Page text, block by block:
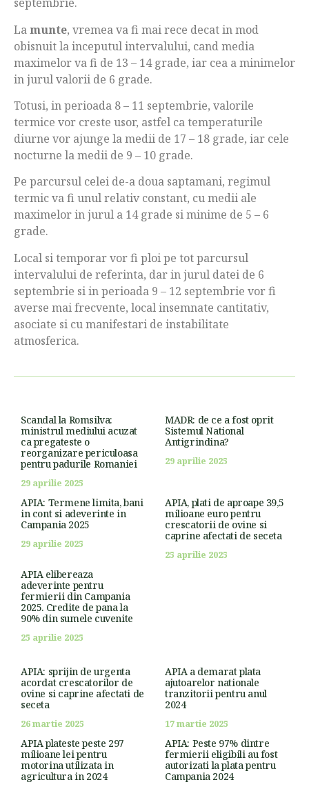
Lamunte, vremea va fi mai rece decat in mod
obisnuit la inceputul intervalului, cand media
maximelor va fi de 13 – 14 grade, iar cea a minimelor
in jurul valorii de 6 grade.
Totusi, in perioada 8 – 11 septembrie, valorile
termice vor creste usor, astfel ca temperaturile
diurne vor ajunge la medii de 17 – 18 grade, iar cele
nocturne la medii de 9 – 10 grade.
Pe parcursul celei de-a doua saptamani, regimul
termic va fi unul relativ constant, cu medii ale
maximelor in jurul a 14 grade si minime de 5 – 6
grade.
Local si temporar vor fi ploi pe tot parcursul
intervalului de referinta, dar in jurul datei de 6
septembrie si in perioada 9 – 12 septembrie vor fi
averse mai frecvente, local insemnate cantitativ,
asociate si cu manifestari de instabilitate
atmosferica.
Scandal la Romsilva:
ministrul mediului acuzat
ca pregateste o
reorganizare periculoasa
pentru padurile Romaniei
29 aprilie 2025
MADR: de ce a fost oprit
Sistemul National
Antigrindina?
29 aprilie 2025
APIA: Termene limita, bani
in cont si adeverinte in
Campania 2025
29 aprilie 2025
APIA, plati de aproape 39,5
milioane euro pentru
crescatorii de ovine si
caprine afectati de seceta
25 aprilie 2025
APIA elibereaza
adeverinte pentru
fermierii din Campania
2025. Credite de pana la
90% din sumele cuvenite
25 aprilie 2025
APIA: sprijin de urgenta
acordat crescatorilor de
ovine si caprine afectati de
seceta
26 martie 2025
APIA a demarat plata
ajutoarelor nationale
tranzitorii pentru anul
2024
17 martie 2025
APIA plateste peste 297
milioane lei pentru
motorina utilizata in
agricultura in 2024
APIA: Peste 97% dintre
fermierii eligibili au fost
autorizati la plata pentru
Campania 2024